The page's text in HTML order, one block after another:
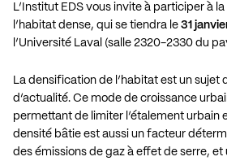
L’Institut EDS vous invite à participer à
l’habitat dense, qui se tiendra le 31
l’Université Laval (salle 2320-2330 du
La densification de l’habitat est un sujet
d’actualité. Ce mode de croissance
permettant de limiter l’étalement urbain
densité bâtie est aussi un facteur
des émissions de gaz à effet de serre,